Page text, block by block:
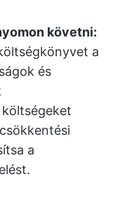
követni:
a
és
a